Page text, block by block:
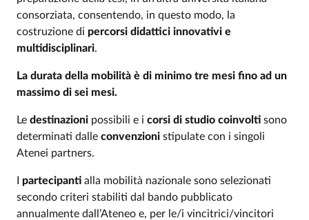
consorziata, consentendo, in questo modo, la
costruzione di percorsi didattici innovativi e
multidisciplinari.
La durata della mobilità è di minimo tre mesi fino ad un
massimo di sei mesi.
Le destinazioni possibili e i corsi di studio coinvolti sono
determinati dalle convenzioni stipulate con i singoli
Atenei partners.
partecipanti alla mobilità nazionale sono selezionati
secondo criteri stabiliti dal bando pubblicato
annualmente dall’Ateneo e, per le/i vincitrici/vincitori